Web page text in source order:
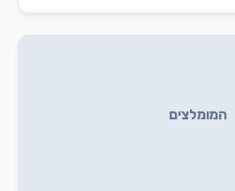
המומלצים